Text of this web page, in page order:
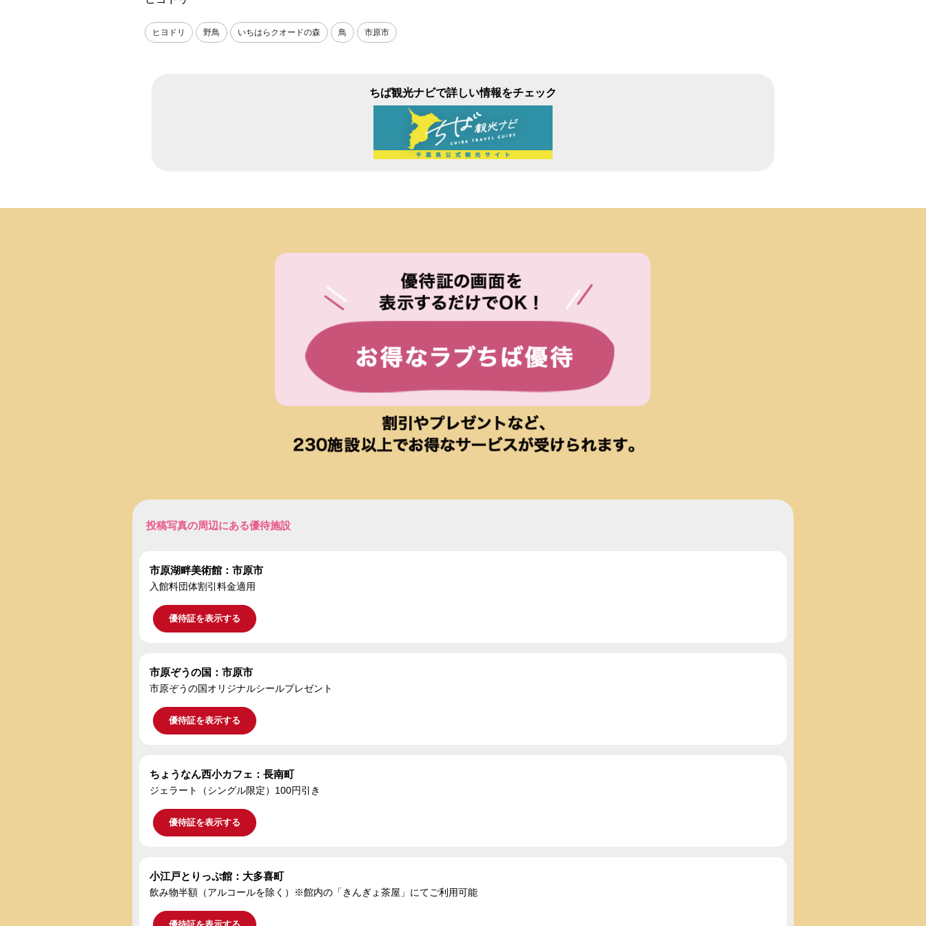
ヒヨドリ 野鳥 いちはらクオードの森 鳥 市原市
ちば観光ナビで詳しい情報をチェック
投稿写真の周辺にある優待施設
市原湖畔美術館：市原市
入館料団体割引料金適用
優待証を表示する
市原ぞうの国：市原市
市原ぞうの国オリジナルシールプレゼント
優待証を表示する
ちょうなん西小カフェ：長南町
ジェラート（シングル限定）100円引き
優待証を表示する
小江戸とりっぷ館：大多喜町
飲み物半額（アルコールを除く）※館内の「きんぎょ茶屋」にてご利用可能